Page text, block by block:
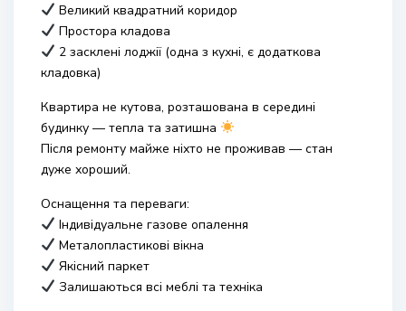
Великий квадратний коридор
Простора кладова
2 засклені лоджії (одна з кухні, є додаткова
кладовка)
Квартира не кутова, розташована в середині
будинку — тепла та затишна
Після ремонту майже ніхто не проживав — стан
дуже хороший.
Оснащення та переваги:
Індивідуальне газове опалення
Металопластикові вікна
Якісний паркет
Залишаються всі меблі та техніка